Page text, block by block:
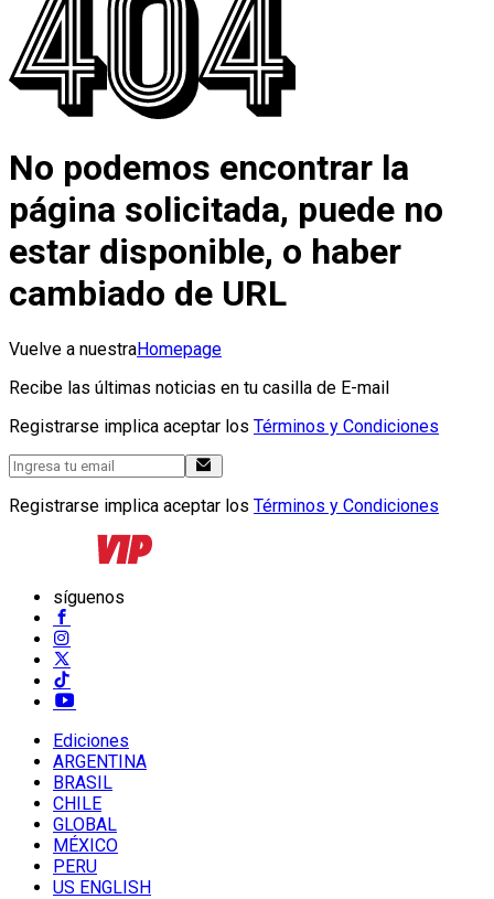
No podemos encontrar la
página solicitada, puede no
estar disponible, o haber
cambiado de URL
Vuelve a nuestraHomepage
Recibe las últimas noticias en tu casilla de E-mail
Registrarse implica aceptar los Términos y Condiciones
Registrarse implica aceptar los Términos y Condiciones
síguenos
Ediciones
ARGENTINA
BRASIL
CHILE
GLOBAL
MÉXICO
PERU
US ENGLISH